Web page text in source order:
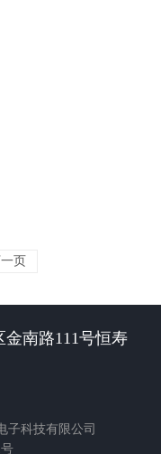
页
南路111号恒寿
子科技有限公司